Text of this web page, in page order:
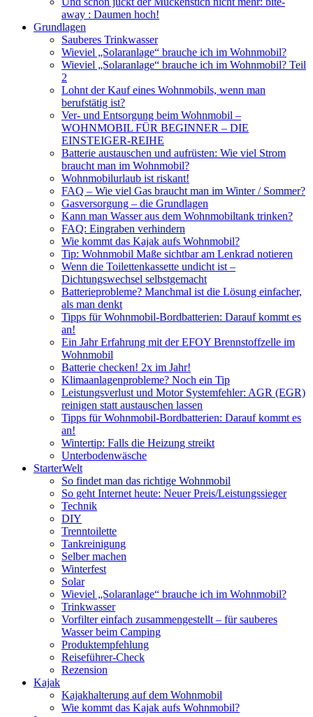
away : Daumen hoch!
Grundlagen
Sauberes Trinkwasser
Wieviel „Solaranlage“ brauche ich im Wohnmobil?
Wieviel „Solaranlage“ brauche ich im Wohnmobil? Teil
2
Lohnt der Kauf eines Wohnmobils, wenn man
berufstätig ist?
Ver- und Entsorgung beim Wohnmobil –
WOHNMOBIL FÜR BEGINNER – DIE
EINSTEIGER-REIHE
Batterie austauschen und aufrüsten: Wie viel Strom
braucht man im Wohnmobil?
Wohnmobilurlaub ist riskant!
FAQ – Wie viel Gas braucht man im Winter / Sommer?
Gasversorgung – die Grundlagen
Kann man Wasser aus dem Wohnmobiltank trinken?
FAQ: Eingraben verhindern
Wie kommt das Kajak aufs Wohnmobil?
Tip: Wohnmobil Maße sichtbar am Lenkrad notieren
Wenn die Toilettenkassette undicht ist –
Dichtungswechsel selbstgemacht
Batterieprobleme? Manchmal ist die Lösung einfacher,
als man denkt
Tipps für Wohnmobil-Bordbatterien: Darauf kommt es
an!
Ein Jahr Erfahrung mit der EFOY Brennstoffzelle im
Wohnmobil
Batterie checken! 2x im Jahr!
Klimaanlagenprobleme? Noch ein Tip
Leistungsverlust und Motor Systemfehler: AGR (EGR)
reinigen statt austauschen lassen
Tipps für Wohnmobil-Bordbatterien: Darauf kommt es
an!
Wintertip: Falls die Heizung streikt
Unterbodenwäsche
StarterWelt
So findet man das richtige Wohnmobil
So geht Internet heute: Neuer Preis/Leistungssieger
Technik
DIY
Trenntoilette
Tankreinigung
Selber machen
Winterfest
Solar
Wieviel „Solaranlage“ brauche ich im Wohnmobil?
Trinkwasser
Vorfilter einfach zusammengestellt – für sauberes
Wasser beim Camping
Produktempfehlung
Reiseführer-Check
Rezension
Kajak
Kajakhalterung auf dem Wohnmobil
Wie kommt das Kajak aufs Wohnmobil?